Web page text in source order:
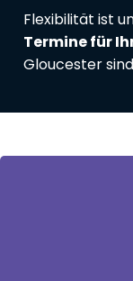
Flexibilität ist
Termine für
Gloucester